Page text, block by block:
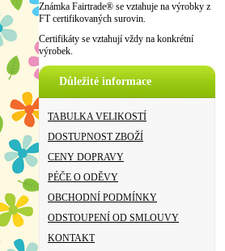
Známka Fairtrade® se vztahuje na výrobky z
FT certifikovaných surovin.
Certifikáty se vztahují vždy na konkrétní
výrobek.
Důležité informace
TABULKA VELIKOSTÍ
DOSTUPNOST ZBOŽÍ
CENY DOPRAVY
PÉČE O ODĚVY
OBCHODNÍ PODMÍNKY
ODSTOUPENÍ OD SMLOUVY
KONTAKT